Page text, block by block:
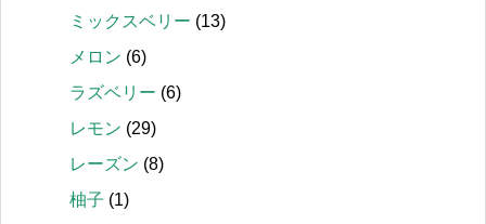
ミックスベリー (13)
メロン (6)
ラズベリー (6)
レモン (29)
レーズン (8)
柚子 (1)